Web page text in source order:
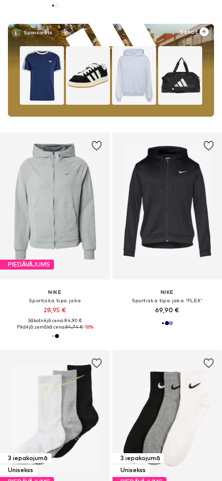
Sekot
PIEDĀVĀJUMS
NIKE
Sportiska tipa jaka
28,95 €
Sākotnējā cena: 84,90 €
Pēdējā zemākā cena:34,74 €-16%
NIKE
Sportiska tipa jaka 'FLEX'
69,90 €
3 iepakojumā
Unisekss
3 iepakojumā
Unisekss